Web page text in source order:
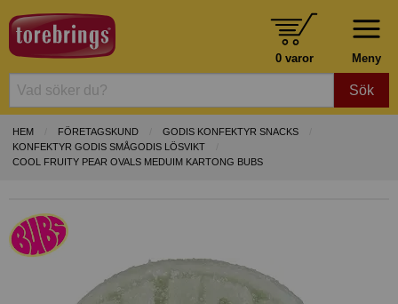
Meny
0 varor
Sök
HEM FÖRETAGSKUND
GODIS KONFEKTYR SNACKS
KONFEKTYR GODIS SMÅGODIS LÖSVIKT
COOL FRUITY PEAR OVALS MEDUIM KARTONG BUBS